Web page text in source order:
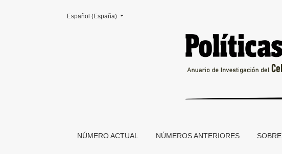
Presentación: historia intelectual y el problema de la
NÚMERO ACTUAL NÚMEROS ANTERIORES
Cambiar el idioma. El actual es:
Español (España)